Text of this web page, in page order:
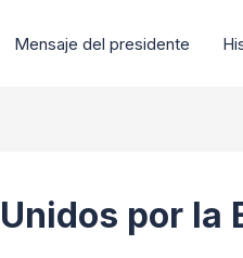
Mensaje del presidente
Unidos por la